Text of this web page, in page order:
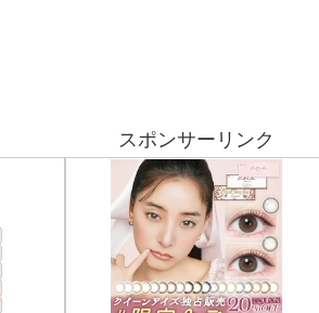
スポンサーリンク